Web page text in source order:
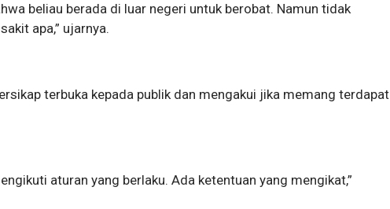
beliau berada di luar negeri untuk berobat. Namun tidak
apa,” ujarnya.
terbuka kepada publik dan mengakui jika memang terdapat
aturan yang berlaku. Ada ketentuan yang mengikat,”